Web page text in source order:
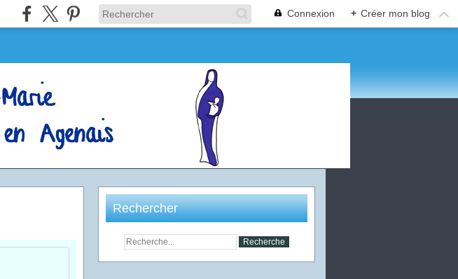
Connexion + Créer mon blog
Rechercher